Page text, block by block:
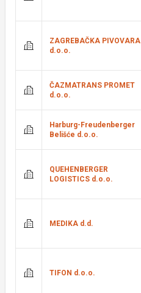
ZAGREBAČKA PIVOVARA
d.o.o.
ČAZMATRANS PROMET
d.o.o.
Harburg-Freudenberger
Belišće d.o.o.
QUEHENBERGER
LOGISTICS d.o.o.
MEDIKA d.d.
TIFON d.o.o.